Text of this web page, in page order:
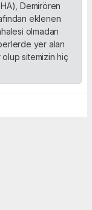
Demirören
eklenen
olmadan
yer alan
sitemizin hiç